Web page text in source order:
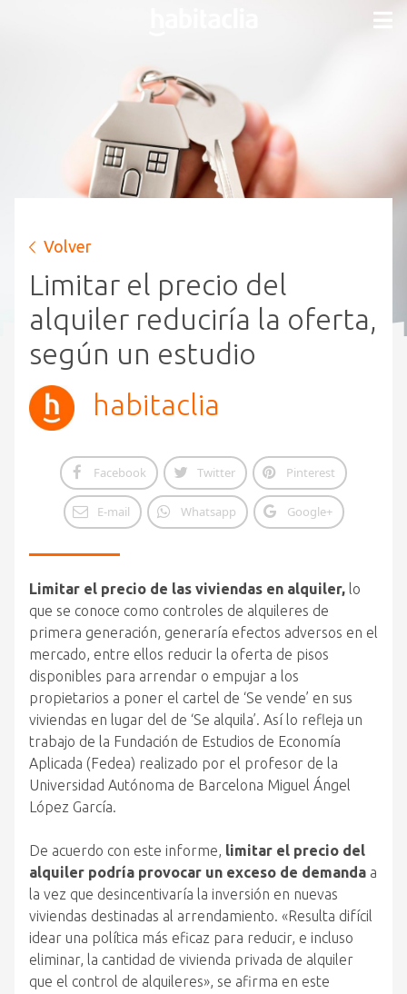
Volver
Limitar el precio del
alquiler reduciría la oferta,
según un estudio
habitaclia
Facebook Twitter Pinterest
E-mail Whatsapp Google+
Limitar el precio de las viviendas en alquiler, lo
que se conoce como controles de alquileres de
primera generación, generaría efectos adversos en el
mercado, entre ellos reducir la oferta de pisos
disponibles para arrendar o empujar a los
propietarios a poner el cartel de ‘Se vende’ en sus
viviendas en lugar del de ‘Se alquila’. Así lo refleja un
trabajo de la Fundación de Estudios de Economía
Aplicada (Fedea) realizado por el profesor de la
Universidad Autónoma de Barcelona Miguel Ángel
López García.
De acuerdo con este informe, limitar el precio del
alquiler podría provocar un exceso de demanda a
la vez que desincentivaría la inversión en nuevas
viviendas destinadas al arrendamiento. «Resulta difícil
idear una política más eficaz para reducir, e incluso
eliminar, la cantidad de vivienda privada de alquiler
que el control de alquileres», se afirma en este